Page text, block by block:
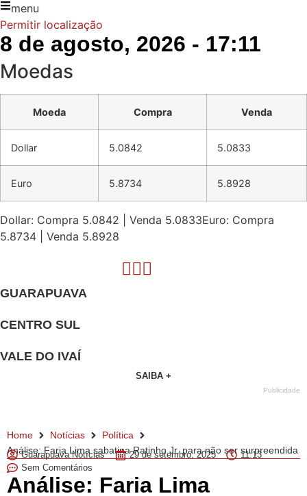
menu
Permitir localização
8 de agosto, 2026 - 17:11
Moedas
Moeda Compra Venda
Dollar 5.0842 5.0833
Euro 5.8734 5.8928
Dollar: Compra 5.0842 | Venda 5.0833Euro: Compra
5.8734 | Venda 5.8928
GUARAPUAVA
CENTRO SUL
VALE DO IVAÍ
SAIBA +
Publicidade
Home Notícias
Política
Análise: Faria Lima sabatina Ratinho Jr. para não ser surpreendida
Guarapuava Notícias 29 de setembro, 2025
11:13
Sem Comentários
Análise: Faria Lima